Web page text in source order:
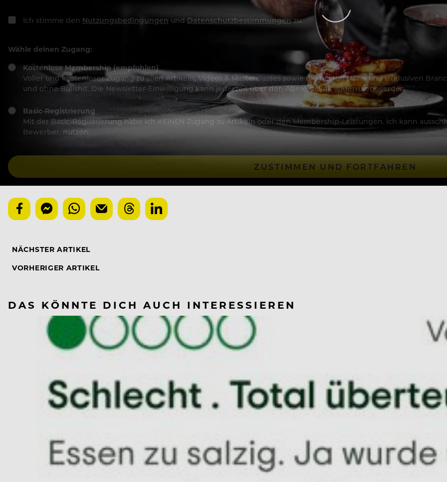
Ich stimme den Nutzungsbedingungen und Datenschutzbestimmungenzu.
Wähle deinen Zugang:
Kostenlose Membership (empfohlen)
Voller und kostenloser Zugang zu allen Artikeln, Videos & Masterclasses sowie die besten News und exklusiven
und ohne Bullshit. Die Newsletter-Einwilligung kann jederzeit über den Abmeldelink widerrufen werden.
Basic-Registrierung
Mit der Basic-Registrierung habe ich KEINEN Zugang zu Artikeln oder den Membership-Leistungen. Ich kann
Bewerber, nutzen.
ZUSTIMMEN UND FORTFAHREN
NÄCHSTER ARTIKEL
VORHERIGER ARTIKEL
DAS KÖNNTE DICH AUCH INTERESSIEREN